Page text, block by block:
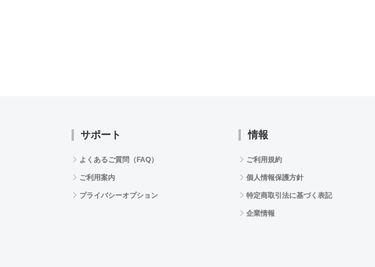
サポート
よくあるご質問（FAQ）
ご利用案内
プライバシーオプション
情報
ご利用規約
個人情報保護方針
特定商取引法に基づく表記
企業情報